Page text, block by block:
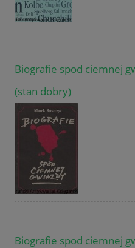
Biografie spod ciemnej
(stan dobry)
Biografie spod ciemnej